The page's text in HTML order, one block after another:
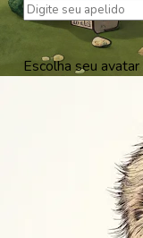
Escolha seu avatar